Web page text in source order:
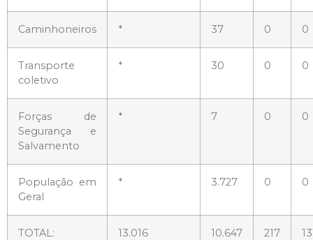
Caminhoneiros * 37 0 0
Transporte
coletivo
* 30 0 0
Forças de
Segurança e
Salvamento
* 7 0 0
População em
Geral
* 3.727 0 0
TOTAL: 13.016 10.647 217